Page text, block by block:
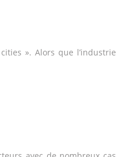
». Alors que l’industrie